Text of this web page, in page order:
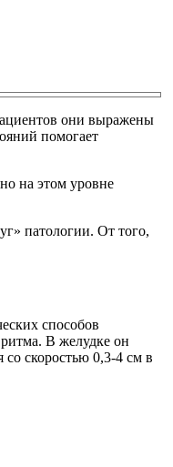
они выражены
помогает
на этом уровне
патологии. От того,
способов
В желудке он
скоростью 0,3-4 см в